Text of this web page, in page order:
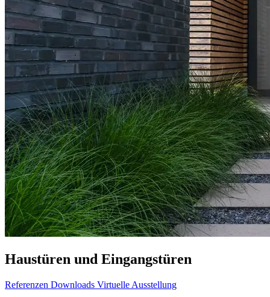
Haustüren und Eingangstüren
Referenzen Downloads Virtuelle Ausstellung